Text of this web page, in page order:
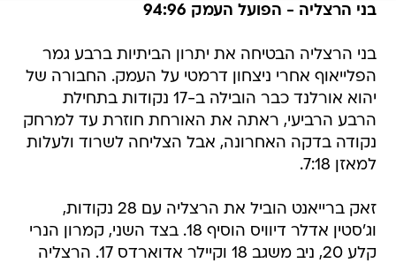
בני הרצליה - הפועל העמק 94:96
בני הרצליה הבטיחה את יתרון הביתיות ברבע גמר
הפלייאוף אחרי ניצחון דרמטי על העמק. החבורה של
יהוא אורלנד כבר הובילה ב-17 נקודות בתחילת
הרבע הרביעי, ראתה את האורחת חוזרת עד למרחק
נקודה בדקה האחרונה, אבל הצליחה לשרוד ולעלות
למאזן 7:18.
זאק ברייאנט הוביל את הרצליה עם 28 נקודות,
וג'סטין אדלר דיוויס הוסיף 18. בצד השני, קמרון הנרי
קלע 20, ניב משגב 18 וקיילר אדוארדס 17. הרצליה